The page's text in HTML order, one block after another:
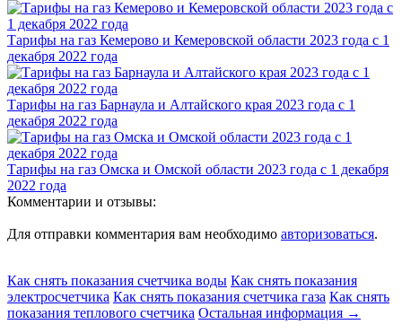
Тарифы на газ Кемерово и Кемеровской области 2023 года с 1
декабря 2022 года
Тарифы на газ Барнаула и Алтайского края 2023 года с 1
декабря 2022 года
Тарифы на газ Омска и Омской области 2023 года с 1 декабря
2022 года
Комментарии и отзывы:
Для отправки комментария вам необходимо авторизоваться.
Как снять показания счетчика воды Как снять показания
электросчетчика Как снять показания счетчика газа Как снять
показания теплового счетчика Остальная информация →